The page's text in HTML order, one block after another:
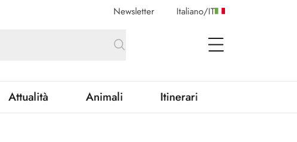
Newsletter Italiano/IT
open Menu
Attualità Animali Itinerari